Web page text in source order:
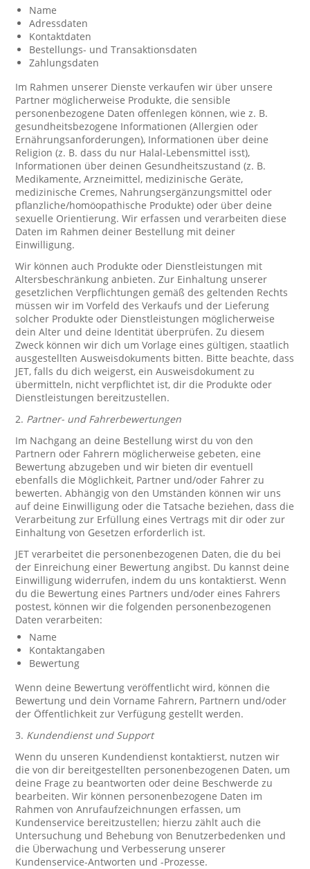
Name
Adressdaten
Kontaktdaten
Bestellungs- und Transaktionsdaten
Zahlungsdaten
Im Rahmen unserer Dienste verkaufen wir über unsere
Partner möglicherweise Produkte, die sensible
personenbezogene Daten offenlegen können, wie z. B.
gesundheitsbezogene Informationen (Allergien oder
Ernährungsanforderungen), Informationen über deine
Religion (z. B. dass du nur Halal-Lebensmittel isst),
Informationen über deinen Gesundheitszustand (z. B.
Medikamente, Arzneimittel, medizinische Geräte,
medizinische Cremes, Nahrungsergänzungsmittel oder
pflanzliche/homöopathische Produkte) oder über deine
sexuelle Orientierung. Wir erfassen und verarbeiten diese
Daten im Rahmen deiner Bestellung mit deiner
Einwilligung.
Wir können auch Produkte oder Dienstleistungen mit
Altersbeschränkung anbieten. Zur Einhaltung unserer
gesetzlichen Verpflichtungen gemäß des geltenden Rechts
müssen wir im Vorfeld des Verkaufs und der Lieferung
solcher Produkte oder Dienstleistungen möglicherweise
dein Alter und deine Identität überprüfen. Zu diesem
Zweck können wir dich um Vorlage eines gültigen, staatlich
ausgestellten Ausweisdokuments bitten. Bitte beachte, dass
JET, falls du dich weigerst, ein Ausweisdokument zu
übermitteln, nicht verpflichtet ist, dir die Produkte oder
Dienstleistungen bereitzustellen.
2. Partner- und Fahrerbewertungen
Im Nachgang an deine Bestellung wirst du von den
Partnern oder Fahrern möglicherweise gebeten, eine
Bewertung abzugeben und wir bieten dir eventuell
ebenfalls die Möglichkeit, Partner und/oder Fahrer zu
bewerten. Abhängig von den Umständen können wir uns
auf deine Einwilligung oder die Tatsache beziehen, dass die
Verarbeitung zur Erfüllung eines Vertrags mit dir oder zur
Einhaltung von Gesetzen erforderlich ist.
JET verarbeitet die personenbezogenen Daten, die du bei
der Einreichung einer Bewertung angibst. Du kannst deine
Einwilligung widerrufen, indem du uns kontaktierst. Wenn
du die Bewertung eines Partners und/oder eines Fahrers
postest, können wir die folgenden personenbezogenen
Daten verarbeiten:
Name
Kontaktangaben
Bewertung
Wenn deine Bewertung veröffentlicht wird, können die
Bewertung und dein Vorname Fahrern, Partnern und/oder
der Öffentlichkeit zur Verfügung gestellt werden.
3. Kundendienst und Support
Wenn du unseren Kundendienst kontaktierst, nutzen wir
die von dir bereitgestellten personenbezogenen Daten, um
deine Frage zu beantworten oder deine Beschwerde zu
bearbeiten. Wir können personenbezogene Daten im
Rahmen von Anrufaufzeichnungen erfassen, um
Kundenservice bereitzustellen; hierzu zählt auch die
Untersuchung und Behebung von Benutzerbedenken und
die Überwachung und Verbesserung unserer
Kundenservice-Antworten und -Prozesse.